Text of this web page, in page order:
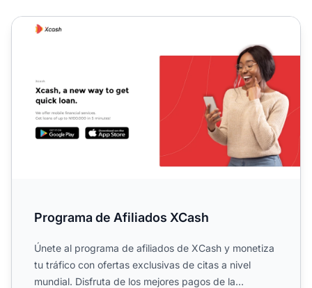
Programa de Afiliados XCash
Programa de Afiliados XCash
Únete al programa de afiliados de XCash y monetiza
tu tráfico con ofertas exclusivas de citas a nivel
mundial. Disfruta de los mejores pagos de la